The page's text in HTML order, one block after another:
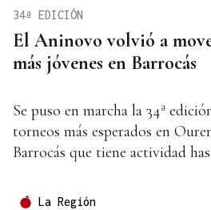
El Aninovo volvió a
más jóvenes en Barrocás
34ª EDICIÓN
Se puso en marcha la 34ª
torneos más esperados en
Barrocás que tiene actividad
La Región